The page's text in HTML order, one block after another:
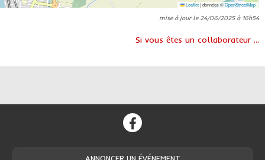
Leaflet|données ©OpenStreetMap
mise à jour le 24/06/2025 à 16h54
Si vous êtes un collaborateur ...